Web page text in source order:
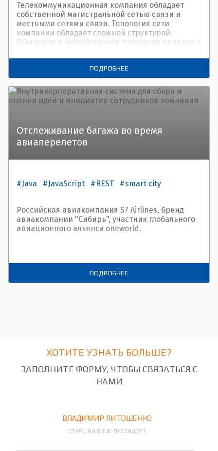
Телекоммуникационная компания обладает
собственной магистральной сетью связи и
местными сетями связи. Топология сети
компании обладает сложной структурой.
Обширная и неоднородная топология привела к
оценки технической возможности подключения
ПОДРОБНЕЕ
Отслеживание багажа во время
авиаперелетов
Java JavaScript REST smart city
Российская авиакомпания S7 Airlines, бренд
авиакомпании "Сибирь", участник глобального
авиационного альянса oneworld.
ПОДРОБНЕЕ
ХОТИТЕ УЗНАТЬ БОЛЬШЕ?
ЗАПОЛНИТЕ ФОРМУ, ЧТОБЫ СВЯЗАТЬСЯ С
НАМИ
ВЛАДИМИР ЛИТОШЕНКО
СТАРШИЙ ВИЦЕ-ПРЕЗИДЕНТ